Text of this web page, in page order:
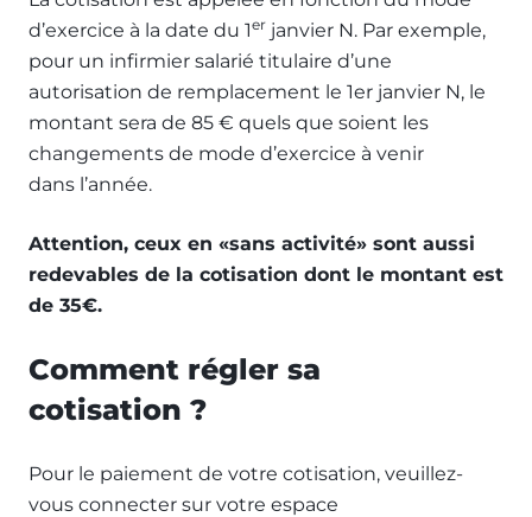
d’exercice à la date du 1er janvier N. Par exemple,
pour un infirmier salarié titulaire d’une
autorisation de remplacement le 1er janvier N, le
montant sera de 85 € quels que soient les
changements de mode d’exercice à venir
dans l’année.
Attention, ceux en «sans activité» sont aussi
redevables de la cotisation dont le montant est
de 35€.
Comment régler sa
cotisation ?
Pour le paiement de votre cotisation, veuillez-
vous connecter sur votre espace